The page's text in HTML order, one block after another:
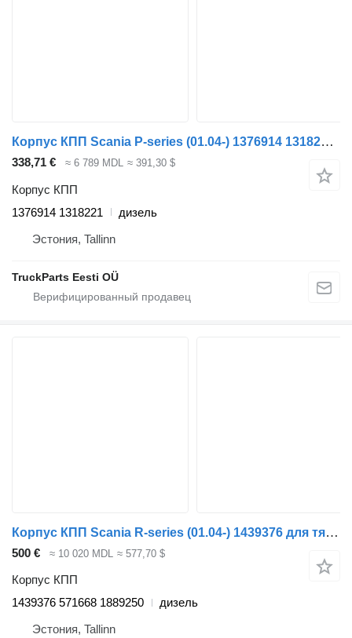
Корпус КПП Scania P-series (01.04-) 1376914 1318221 для тягача Scania P,G,R,T-series (2004-2017)
338,71 € ≈ 6 789 MDL ≈ 391,30 $
Корпус КПП
1376914 1318221
дизель
Эстония, Tallinn
TruckParts Eesti OÜ
Корпус КПП Scania R-series (01.04-) 1439376 для тягача Scania P,G,R,T-series (2004-2017)
500 € ≈ 10 020 MDL ≈ 577,70 $
Корпус КПП
1439376 571668 1889250
дизель
Эстония, Tallinn